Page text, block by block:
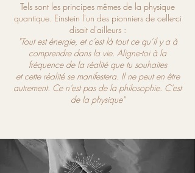
Tels sont les principes mêmes de la physique
quantique. Einstein l'un des pionniers de celle-ci
disait d'ailleurs :
"Tout est énergie, et c’est là tout ce qu’il y a à
comprendre dans la vie. Aligne-toi à la
fréquence de la réalité que tu souhaites
et cette réalité se manifestera. Il ne peut en être
autrement. Ce n’est pas de la philosophie. C’est
de la physique"